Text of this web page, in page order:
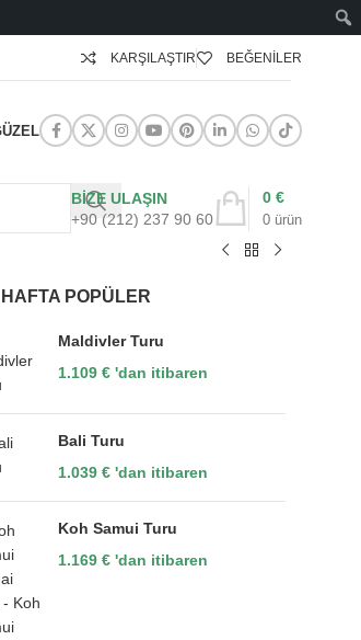
KARŞILAŞTIR BEĞENILER
BİZE ULAŞIN
+90 (212) 237 90 60
0 ürün
0 €
POPÜLER
Maldivler Turu
1.109€ 'dan itibaren
Bali Turu
1.039€ 'dan itibaren
Koh Samui Turu
1.169€ 'dan itibaren